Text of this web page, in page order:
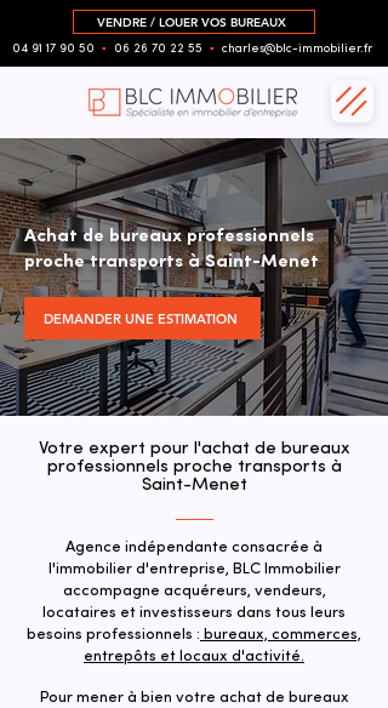
VENDRE / LOUER VOS BUREAUX
04 91 17 90 50 ▪︎ 06 26 70 22 55 ▪︎ charles@blc-immobilier.fr
Achat de bureaux professionnels
proche transports à Saint-Menet
DEMANDER UNE ESTIMATION
Votre expert pour l'achat de bureaux
professionnels proche transports à
Saint-Menet
Agence indépendante consacrée à
l'immobilier d'entreprise, BLC Immobilier
accompagne acquéreurs, vendeurs,
locataires et investisseurs dans tous leurs
besoins professionnels : bureaux, commerces,
entrepôts et locaux d'activité.
Pour mener à bien votre achat de bureaux